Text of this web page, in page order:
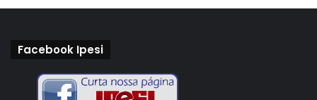
Facebook Ipesi